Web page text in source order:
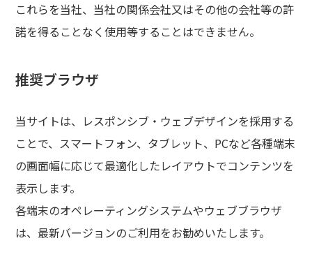
これらを当社、当社の関係会社又はその他の会社等の許
諾を得ることなく使用等することはできません。
推奨ブラウザ
当サイトは、レスポンシブ・ウェブデザインを採用する
ことで、スマートフォン、タブレット、PCなど各種端末
の画面幅に応じて最適化したレイアウトでコンテンツを
表示します。
各端末のオペレーティングシステムやウェブブラウザ
は、最新バージョンのご利用をお勧めいたします。